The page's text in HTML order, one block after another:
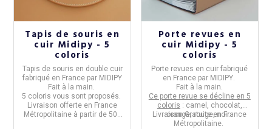
Tapis de souris en
cuir Midipy - 5
coloris
Tapis de souris en double cuir
fabriqué en France par MIDIPY
Fait à la main.
5 coloris vous sont proposés.
Livraison offerte en France
Métropolitaine à partir de 50€
Porte revues en
cuir Midipy - 5
coloris
Porte revues en cuir fabriqué
en Francepar MIDIPY.
Fait à la main.
Ce porte revue se décline en 5
coloris : camel, chocolat,
orange, rouge, noir.
Livraison Gratuite en France
Métropolitaine.